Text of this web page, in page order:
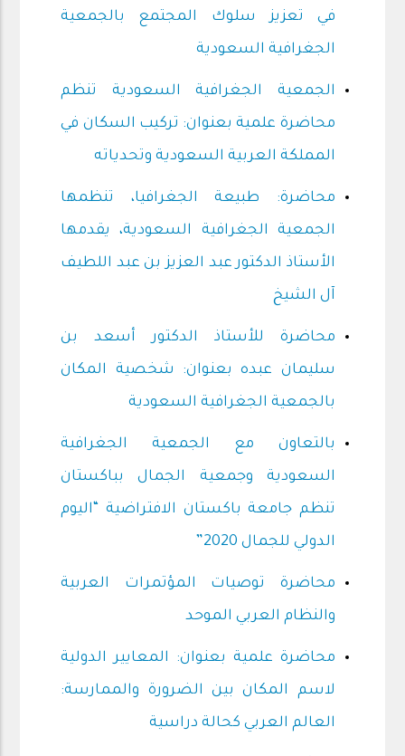
في تعزيز سلوك المجتمع بالجمعية
الجغرافية السعودية
الجمعية الجغرافية السعودية تنظم
محاضرة علمية بعنوان: تركيب السكان في
المملكة العربية السعودية وتحدياته
محاضرة: طبيعة الجغرافيا، تنظمها
الجمعية الجغرافية السعودية، يقدمها
الأستاذ الدكتور عبد العزيز بن عبد اللطيف
آل الشيخ
محاضرة للأستاذ الدكتور أسعد بن
سليمان عبده بعنوان: شخصية المكان
بالجمعية الجغرافية السعودية
بالتعاون مع الجمعية الجغرافية
السعودية وجمعية الجمال بباكستان
تنظم جامعة باكستان الافتراضية “اليوم
الدولي للجمال 2020”
محاضرة توصيات المؤتمرات العربية
والنظام العربي الموحد
محاضرة علمية بعنوان: المعايير الدولية
لاسم المكان بين الضرورة والممارسة:
العالم العربي كحالة دراسية